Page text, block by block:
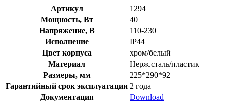
Артикул
1294
Мощность, Вт
40
Напряжение, В
110-230
Исполнение
IP44
Цвет корпуса
хром/белый
Материал
Нерж.сталь/пластик
Размеры, мм
225*290*92
Гарантийный срок эксплуатации 2 года
Документация
Download